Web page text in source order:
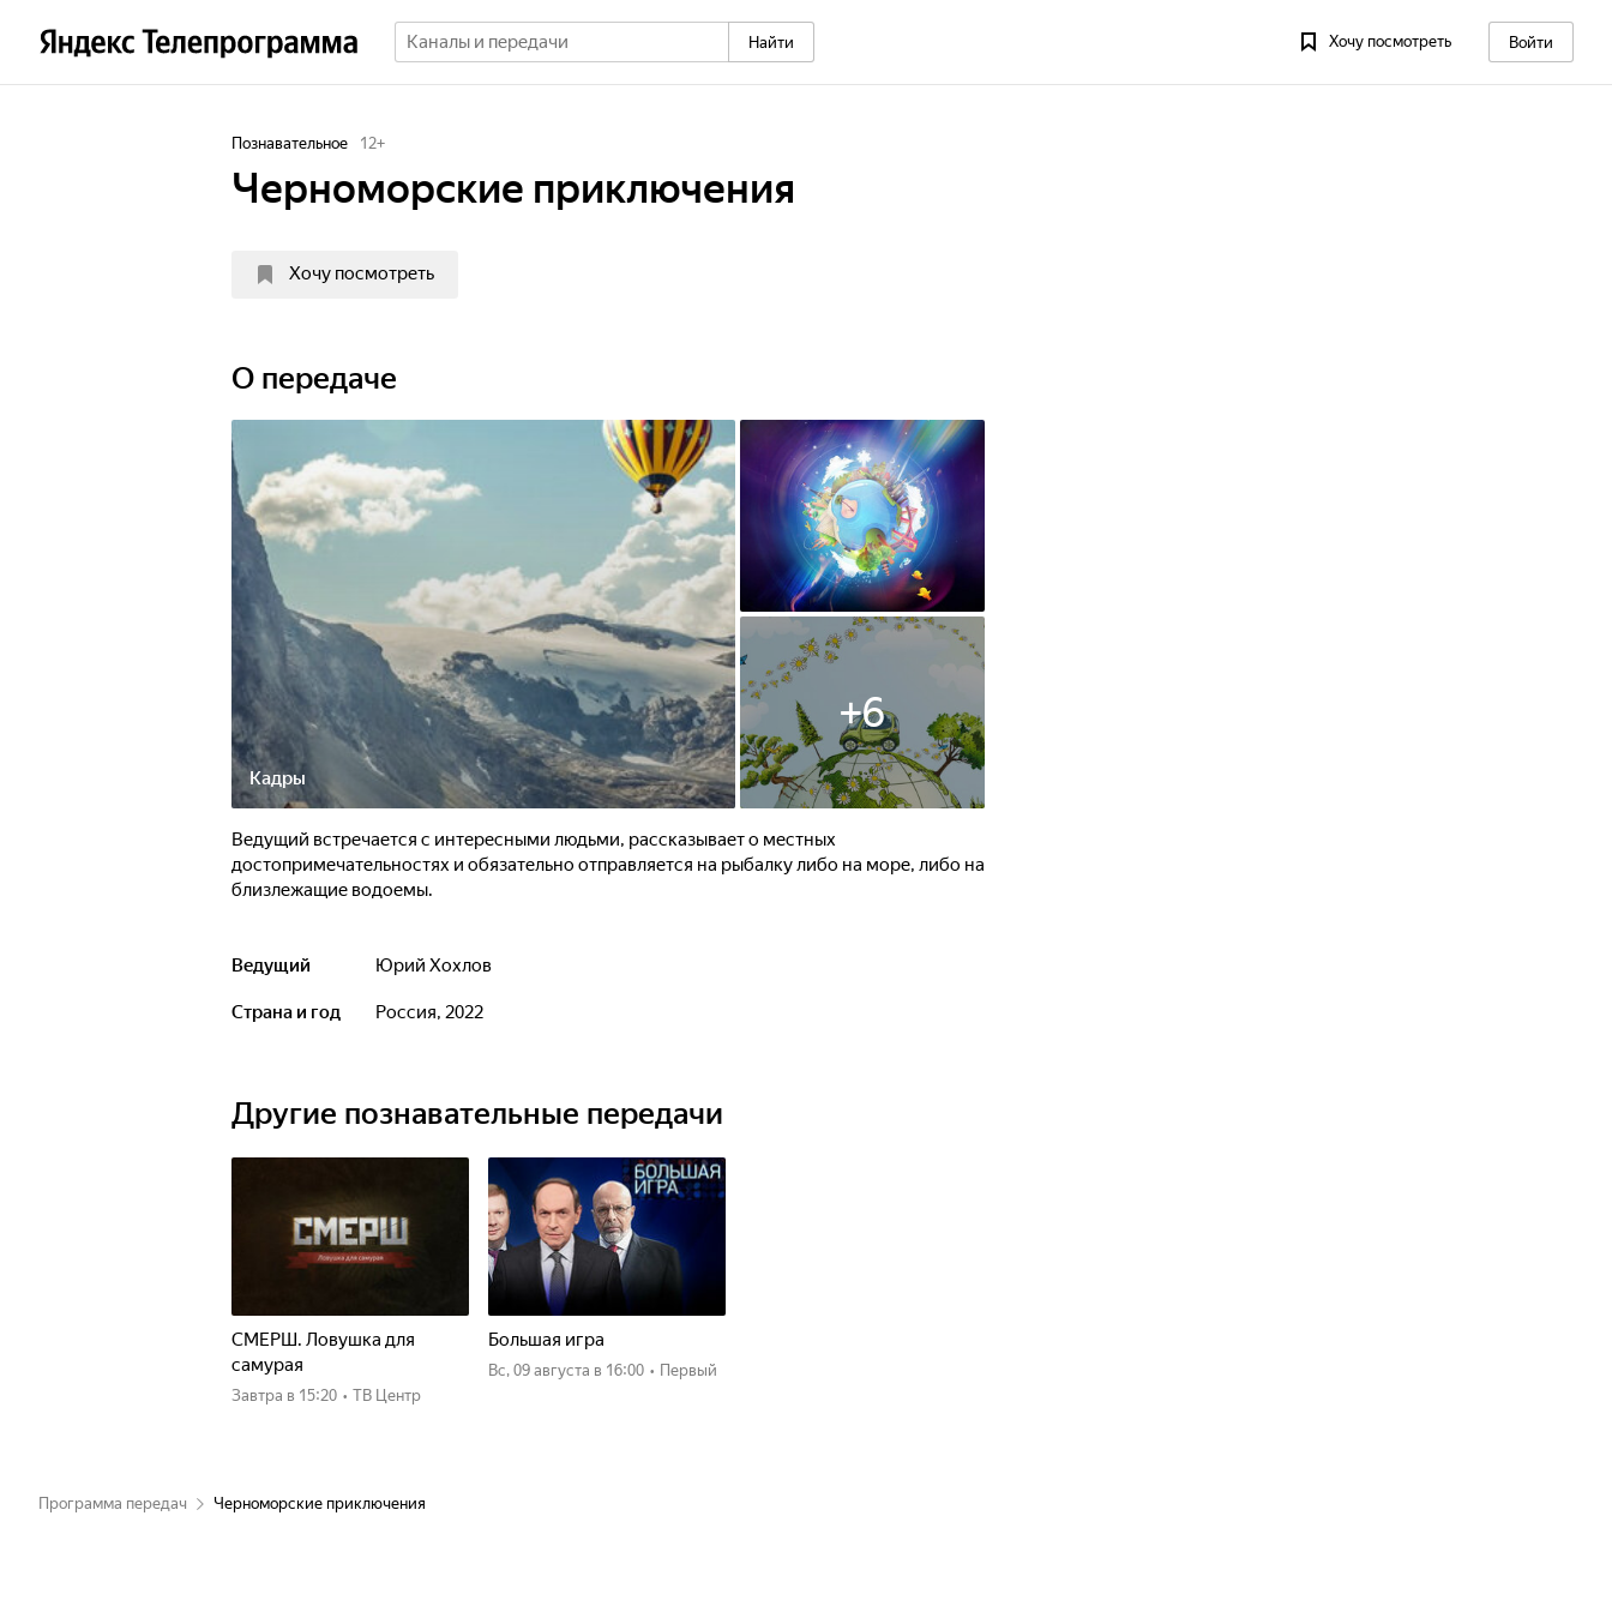
Найти Хочу посмотреть Войти
Познавательное 12+
Черноморские приключения
Хочу посмотреть
О передаче
Кадры
+6
Ведущий встречается с интересными людьми, рассказывает о местных
достопримечательностях и обязательно отправляется на рыбалку либо на море, либо на
близлежащие водоемы.
Ведущий Юрий Хохлов
Страна и год Россия, 2022
Другие познавательные передачи
СМЕРШ. Ловушка для
самурая
Завтра в 15:20 • ТВ Центр
Большая игра
вс, 09 августа в 16:00 • Первый
Программа передач Черноморские приключения